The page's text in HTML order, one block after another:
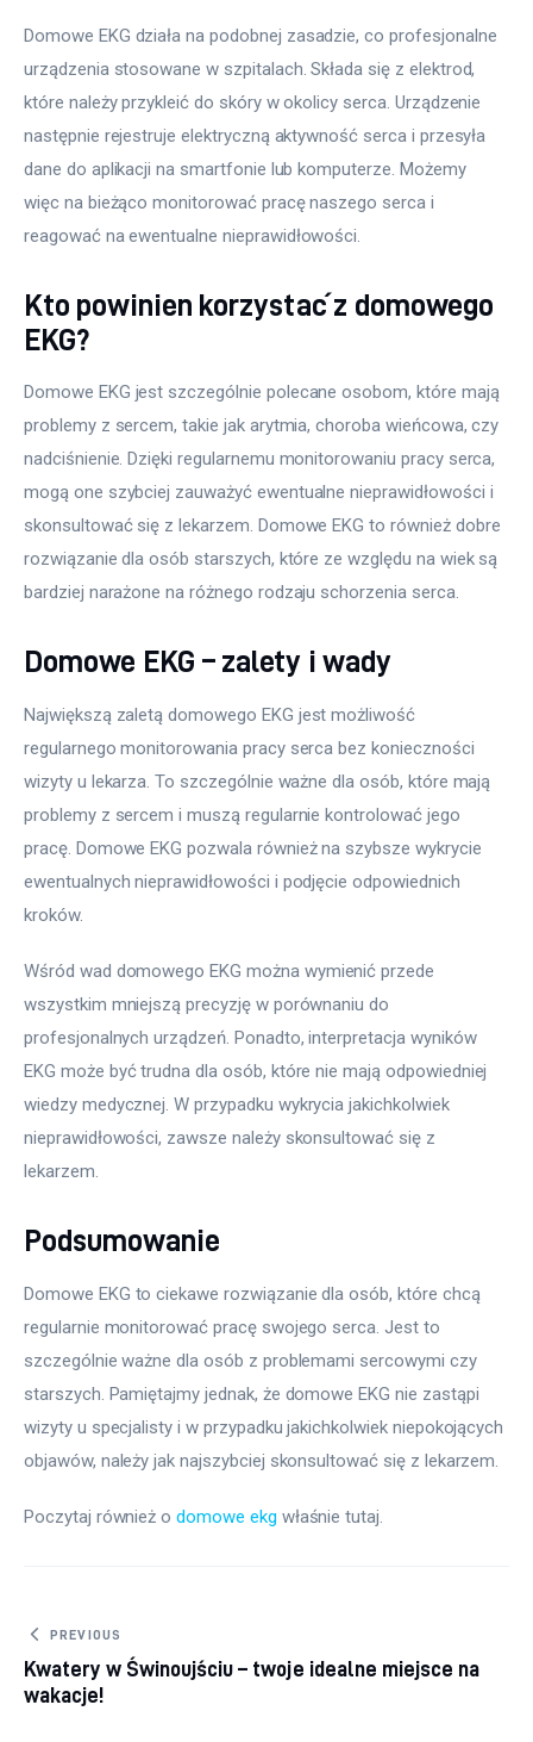
Domowe EKG działa na podobnej zasadzie, co profesjonalne
urządzenia stosowane w szpitalach. Składa się z elektrod,
które należy przykleić do skóry w okolicy serca. Urządzenie
następnie rejestruje elektryczną aktywność serca i przesyła
dane do aplikacji na smartfonie lub komputerze. Możemy
więc na bieżąco monitorować pracę naszego serca i
reagować na ewentualne nieprawidłowości.
Kto powinien korzystać z domowego
EKG?
Domowe EKG jest szczególnie polecane osobom, które mają
problemy z sercem, takie jak arytmia, choroba wieńcowa, czy
nadciśnienie. Dzięki regularnemu monitorowaniu pracy serca,
mogą one szybciej zauważyć ewentualne nieprawidłowości i
skonsultować się z lekarzem. Domowe EKG to również dobre
rozwiązanie dla osób starszych, które ze względu na wiek są
bardziej narażone na różnego rodzaju schorzenia serca.
Domowe EKG – zalety i wady
Największą zaletą domowego EKG jest możliwość
regularnego monitorowania pracy serca bez konieczności
wizyty u lekarza. To szczególnie ważne dla osób, które mają
problemy z sercem i muszą regularnie kontrolować jego
pracę. Domowe EKG pozwala również na szybsze wykrycie
ewentualnych nieprawidłowości i podjęcie odpowiednich
kroków.
Wśród wad domowego EKG można wymienić przede
wszystkim mniejszą precyzję w porównaniu do
profesjonalnych urządzeń. Ponadto, interpretacja wyników
EKG może być trudna dla osób, które nie mają odpowiedniej
wiedzy medycznej. W przypadku wykrycia jakichkolwiek
nieprawidłowości, zawsze należy skonsultować się z
lekarzem.
Podsumowanie
Domowe EKG to ciekawe rozwiązanie dla osób, które chcą
regularnie monitorować pracę swojego serca. Jest to
szczególnie ważne dla osób z problemami sercowymi czy
starszych. Pamiętajmy jednak, że domowe EKG nie zastąpi
wizyty u specjalisty i w przypadku jakichkolwiek niepokojących
objawów, należy jak najszybciej skonsultować się z lekarzem.
Poczytaj również o domowe ekg właśnie tutaj.
Nawigacja wpisu
PREVIOUS
Kwatery w Świnoujściu – twoje idealne miejsce na
wakacje!